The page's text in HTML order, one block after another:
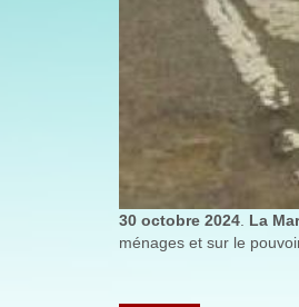
30 octobre 2024 La
ménages et sur le